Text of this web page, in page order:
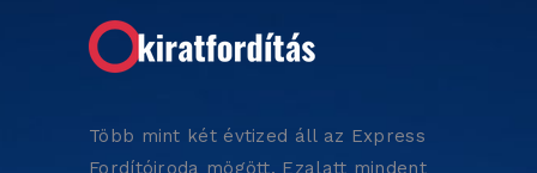
Több mint két évtized áll az Express
Fordítóiroda mögött. Ezalatt mindent